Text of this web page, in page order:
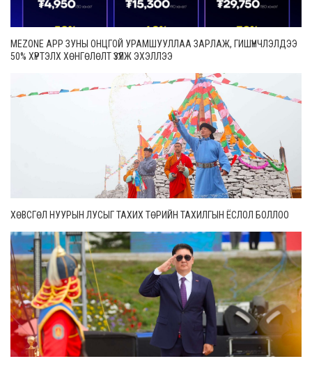
MEZONE APP ЗУНЫ ОНЦГОЙ УРАМШУУЛЛАА ЗАРЛАЖ, ГИШҮҮНЧЛЭЛДЭЭ
50% ХҮРТЭЛХ ХӨНГӨЛӨЛТ ҮЗҮҮЛЖ ЭХЭЛЛЭЭ
ХӨВСГӨЛ НУУРЫН ЛУСЫГ ТАХИХ ТӨРИЙН ТАХИЛГЫН ЁСЛОЛ БОЛЛОО